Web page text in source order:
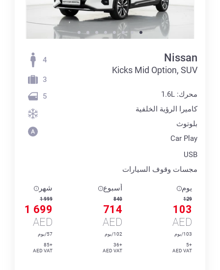
Nissan
Kicks Mid Option, SUV
محرك: 1.6L
كاميرا الرؤية الخلفية
بلوتوث
Car Play
USB
مجسات وقوف السيارات
4
3
5
يوم
129
103
AED
103/يوم
+5
AED VAT
أسبوع
840
714
AED
102/يوم
+36
AED VAT
شهر
1 999
1 699
AED
57/يوم
+85
AED VAT